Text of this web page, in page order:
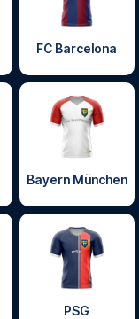
FC Barcelona
Bayern München
PSG